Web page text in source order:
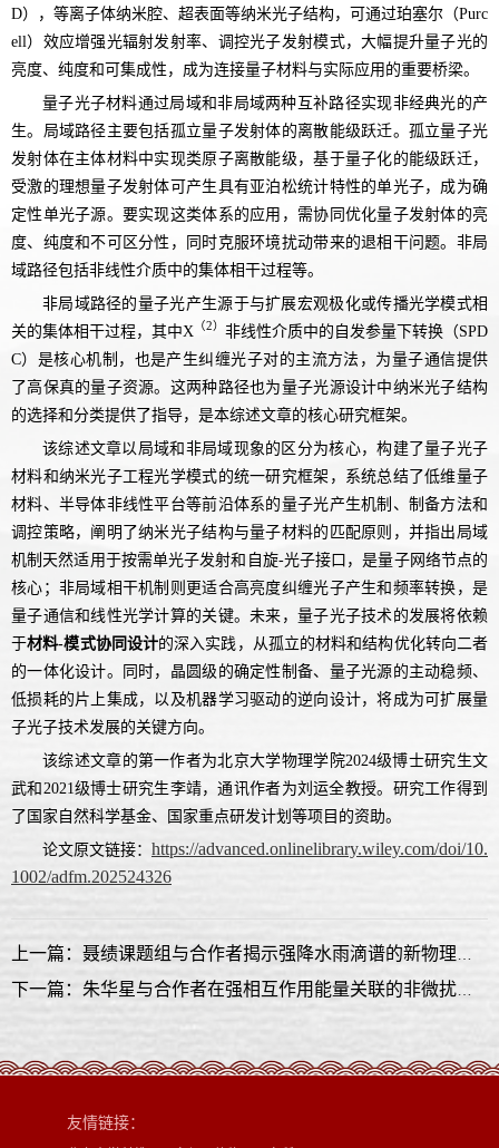
D）
，等离子体纳米腔、超表面等纳米光子结构，可通过珀塞尔 （Purc
ell） 效应增强光辐射发射率、调控光子发射模式，大幅提升量子光的
亮度、纯度和可集成性，成为连接量子材料与实际应用的重要桥梁。
量子光子材料通过局域和非局域两种互补路径实现非经典光的产
生。局域路径主要包括孤立量子发射体的离散能级跃迁。孤立量子光
发射体在主体材料中实现类原子离散能级，基于量子化的能级跃迁，
受激的理想量子发射体可产生具有亚泊松统计特性的单光子，成为确
定性单光子源。要实现这类体系的应用，需协同优化量子发射体的亮
度、纯度和不可区分性，同时克服环境扰动带来的退相干问题。非局
域路径包括非线性介质中的集体相干过程等。
非局域路径的量子光产生源于与扩展宏观极化或传播光学模式相
关的集体相干过程，其中X （2） 非线性介质中的自发参量下转换 （SPD
C） 是核心机制，也是产生纠缠光子对的主流方法，为量子通信提供
了高保真的量子资源。这两种路径也为量子光源设计中纳米光子结构
的选择和分类提供了指导，是本综述文章的核心研究框架。
该综述文章以局域和非局域现象的区分为核心，构建了量子光子
材料和纳米光子工程光学模式的统一研究框架，系统总结了低维量子
材料、半导体非线性平台等前沿体系的量子光产生机制、制备方法和
调控策略，阐明了纳米光子结构与量子材料的匹配原则，并指出局域
机制天然适用于按需单光子发射和自旋-光子接口，是量子网络节点的
核心；非局域相干机制则更适合高亮度纠缠光子产生和频率转换，是
量子通信和线性光学计算的关键。未来，量子光子技术的发展将依赖
于材料-模式协同设计的深入实践，从孤立的材料和结构优化转向二者
的一体化设计。同时，晶圆级的确定性制备、量子光源的主动稳频、
低损耗的片上集成，以及机器学习驱动的逆向设计，将成为可扩展量
子光子技术发展的关键方向。
该综述文章的第一作者为北京大学物理学院2024级博士研究生文
武和 2021级博士研究生李靖，通讯作者为刘运全教授。研究工作得到
了国家自然科学基金、国家重点研发计划等项目的资助。
论文原文链接： https://advanced.onlinelibrary.wiley.com/doi/10.
1002/adfm.202524326
友情链接：